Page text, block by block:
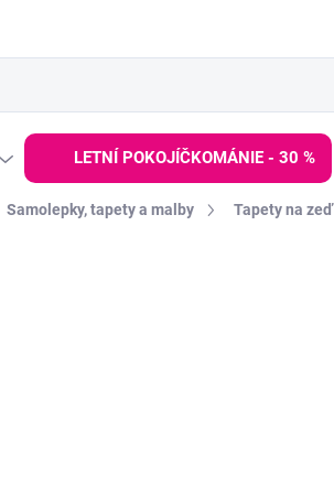
LETNÍ POKOJÍČKOMÁNIE - 30 %
Samolepky, tapety a malby Tapety na zeď